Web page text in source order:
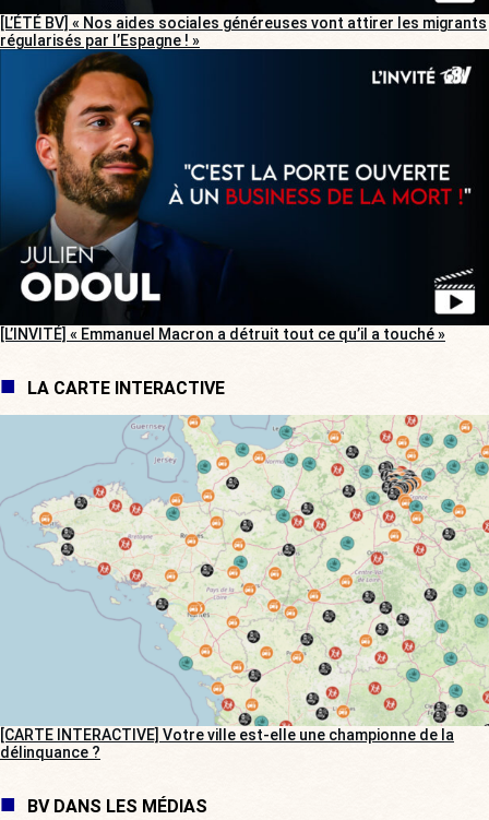
[L’ÉTÉ BV] « Nos aides sociales généreuses vont attirer les migrants
régularisés par l’Espagne ! »
[L’INVITÉ] « Emmanuel Macron a détruit tout ce qu’il a touché »
LA CARTE INTERACTIVE
[CARTE INTERACTIVE] Votre ville est-elle une championne de la
délinquance ?
BV DANS LES MÉDIAS